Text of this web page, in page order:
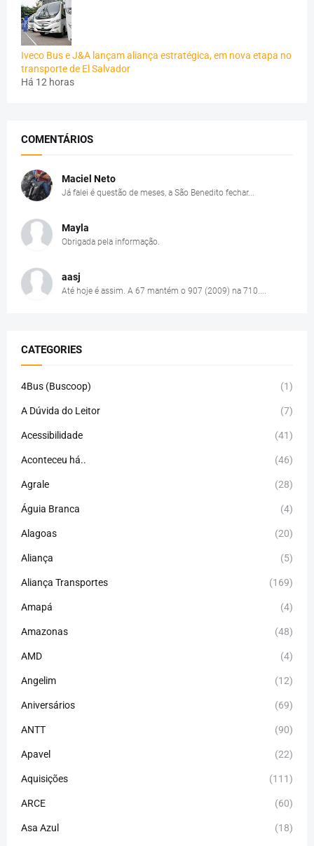
Iveco Bus e J&A lançam aliança estratégica, em nova etapa no
transporte de El Salvador
Há 12 horas
COMENTÁRIOS
Maciel Neto
Já falei é questão de meses, a São Benedito fechar...
Mayla
Obrigada pela informação.
aasj
Até hoje é assim. A 67 mantém o 907 (2009) na 710....
CATEGORIES
4Bus (Buscoop) (1)
A Dúvida do Leitor (7)
Acessibilidade (41)
Aconteceu há.. (46)
Agrale (28)
Águia Branca (4)
Alagoas (20)
Aliança (5)
Aliança Transportes (169)
Amapá (4)
Amazonas (48)
AMD (4)
Angelim (12)
Aniversários (69)
ANTT (90)
Apavel (22)
Aquisições (111)
ARCE (60)
Asa Azul (18)